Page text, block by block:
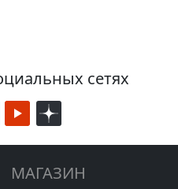
сетях
МАГАЗИН